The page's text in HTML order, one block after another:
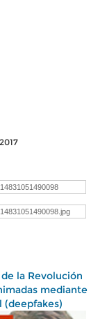
la Revolución
mediante